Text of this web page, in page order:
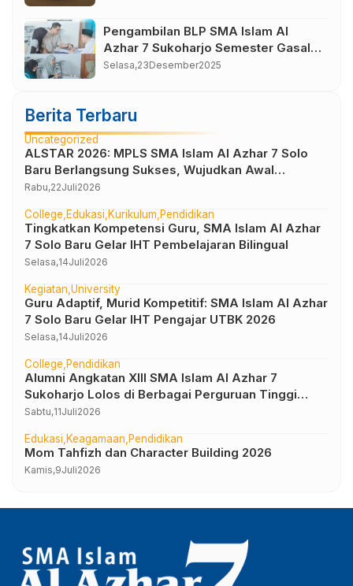
Pengambilan BLP SMA Islam Al
Azhar 7 Sukoharjo Semester Gasal
Tahun Pelajaran 2025-2026
Selasa,23Desember2025
Berita Terbaru
Uncategorized
ALSTAR 2026: MPLS SMA Islam Al Azhar 7 Solo
Baru Berlangsung Sukses, Wujudkan Awal
Perjalanan Peserta Didik yang Berkarakter
Rabu,22Juli2026
College Edukasi Kurikulum Pendidikan
Tingkatkan Kompetensi Guru, SMA Islam Al Azhar
7 Solo Baru Gelar IHT Pembelajaran Bilingual
Selasa,14Juli2026
Kegiatan University
Guru Adaptif, Murid Kompetitif: SMA Islam Al Azhar
7 Solo Baru Gelar IHT Pengajar UTBK 2026
Selasa,14Juli2026
College Pendidikan
Alumni Angkatan XIII SMA Islam Al Azhar 7
Sukoharjo Lolos di Berbagai Perguruan Tinggi
Negeri dan Luar Negeri
Sabtu,11Juli2026
Edukasi Keagamaan Pendidikan
Mom Tahfizh dan Character Building 2026
Kamis,9Juli2026